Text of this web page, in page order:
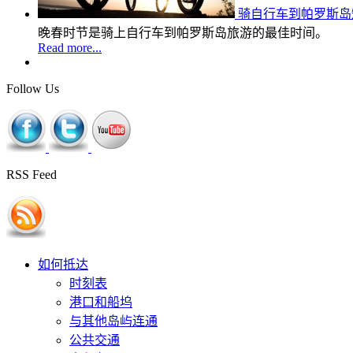
骑自行车到帕罗斯
晚春时节是骑上自行车到帕罗斯岛旅游的最佳时间。
Read more...
Follow Us
RSS Feed
如何抵达
时刻表
港口和船坞
与其他岛屿连通
公共交通